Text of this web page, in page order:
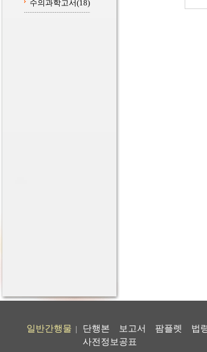
수의과학고서(18)
일반간행물 단행본 보고서 팜플렛
법
사전정보공표